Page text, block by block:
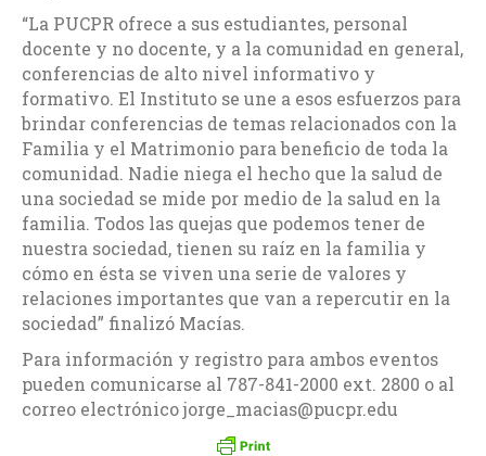
“La PUCPR ofrece a sus estudiantes, personal
docente y no docente, y a la comunidad en general,
conferencias de alto nivel informativo y
formativo. El Instituto se une a esos esfuerzos para
brindar conferencias de temas relacionados con la
Familia y el Matrimonio para beneficio de toda la
comunidad. Nadie niega el hecho que la salud de
una sociedad se mide por medio de la salud en la
familia. Todos las quejas que podemos tener de
nuestra sociedad, tienen su raíz en la familia y
cómo en ésta se viven una serie de valores y
relaciones importantes que van a repercutir en la
sociedad” finalizó Macías.
Para información y registro para ambos eventos
pueden comunicarse al 787-841-2000 ext. 2800 o al
correo electrónico jorge_macias@pucpr.edu